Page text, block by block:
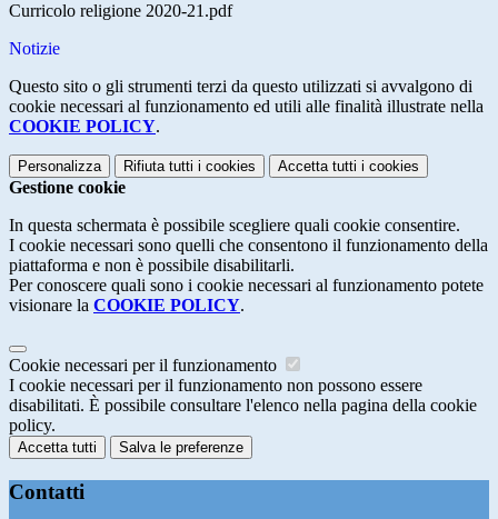
Curricolo religione 2020-21.pdf
Notizie
Questo sito o gli strumenti terzi da questo utilizzati si avvalgono di
cookie necessari al funzionamento ed utili alle finalità illustrate nella
COOKIE POLICY.
Personalizza Rifiuta tutti i cookies Accetta tutti i cookies
Gestione cookie
In questa schermata è possibile scegliere quali cookie consentire.
I cookie necessari sono quelli che consentono il funzionamento della
piattaforma e non è possibile disabilitarli.
Per conoscere quali sono i cookie necessari al funzionamento potete
visionare la COOKIE POLICY.
Cookie necessari per il funzionamento
I cookie necessari per il funzionamento non possono essere
disabilitati. È possibile consultare l'elenco nella pagina della cookie
policy.
Accetta tutti Salva le preferenze
Contatti